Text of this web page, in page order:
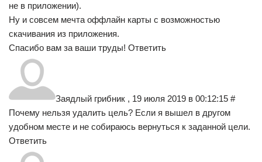
не в приложении).
Ну и совсем мечта оффлайн карты с возможностью
скачивания из приложения.
Спасибо вам за ваши труды! Ответить
Заядлый грибник , 19 июля 2019 в 00:12:15 #
Почему нельзя удалить цель? Если я вышел в другом
удобном месте и не собираюсь вернуться к заданной цели.
Ответить